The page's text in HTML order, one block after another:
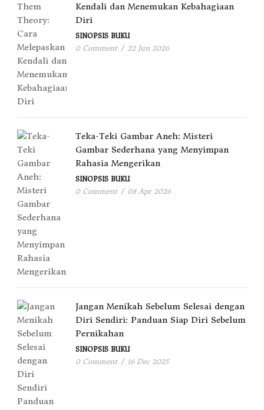
Kendali dan Menemukan Kebahagiaan
Diri
SINOPSIS BUKU
0 Comment / 22 Jun 2026
Teka-Teki Gambar Aneh: Misteri
Gambar Sederhana yang Menyimpan
Rahasia Mengerikan
SINOPSIS BUKU
0 Comment / 08 Apr 2026
Jangan Menikah Sebelum Selesai dengan
Diri Sendiri: Panduan Siap Diri Sebelum
Pernikahan
SINOPSIS BUKU
0 Comment / 16 Dec 2025